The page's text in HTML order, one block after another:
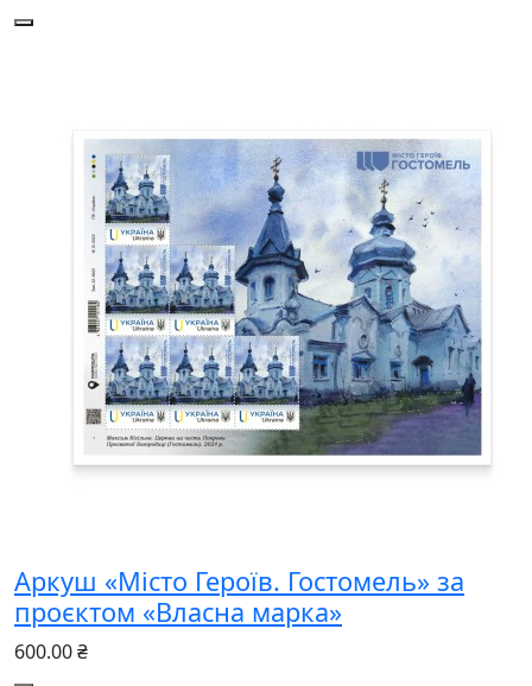
Аркуш «Місто Героїв. Гостомель» за
проєктом «Власна марка»
600.00 ₴